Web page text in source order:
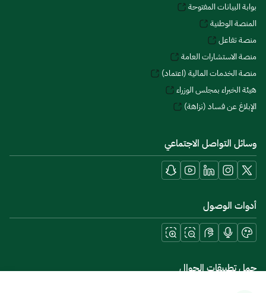
بوابة البيانات المفتوحة
المنصة الوطنية
منصة تفاعل
منصة الاستشارات العامة
منصة الخدمات المالية (اعتماد)
هيئة الخبراء بمجلس الوزراء
الإبلاغ عن فساد (نزاهة)
وسائل التواصل الاجتماعي
أدوات الوصول
حمل تطبيقات الجوال